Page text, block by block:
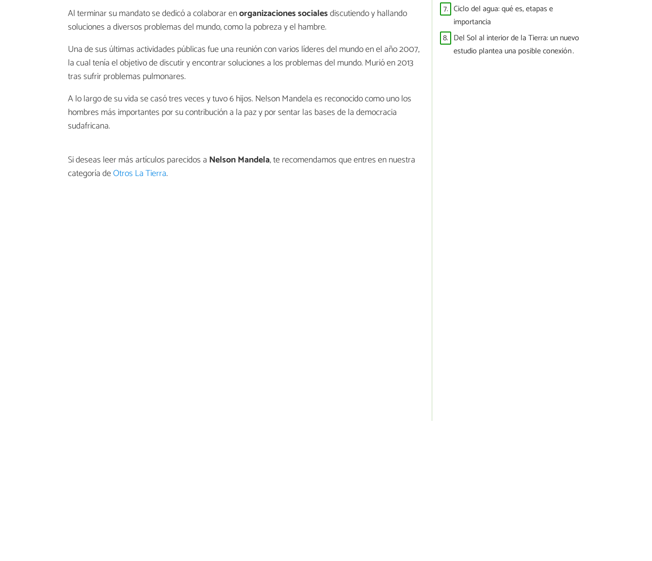
Al terminar su mandato se dedicó a colaborar enorganizaciones socialesdiscutiendo y hallando
soluciones a diversos problemas del mundo, como la pobreza y el hambre.
Una de sus últimas actividades públicas fue una reunión con varios líderes del mundo en el año 2007,
la cual tenía el objetivo de discutir y encontrar soluciones a los problemas del mundo. Murió en 2013
tras sufrir problemas pulmonares.
A lo largo de su vida se casó tres veces y tuvo 6 hijos. Nelson Mandela es reconocido como uno los
hombres más importantes por su contribución a la paz y por sentar las bases de la democracia
sudafricana.
Si deseas leer más artículos parecidos a Nelson Mandela, te recomendamos que entres en nuestra
categoría deOtros La Tierra.
7. Ciclo del agua: qué es, etapas e
importancia
8. Del Sol al interior de la Tierra: un nuevo
estudio plantea una posible conexión